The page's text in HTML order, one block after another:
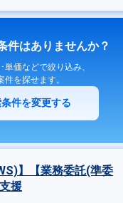
件はありませんか？
単価などで絞り込み、
件を探せます。
件を変更する
】【業務委託(準委
援